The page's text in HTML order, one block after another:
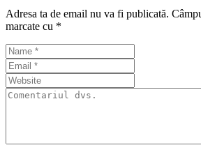
Adresa ta de email nu va fi publicată.
marcate cu *